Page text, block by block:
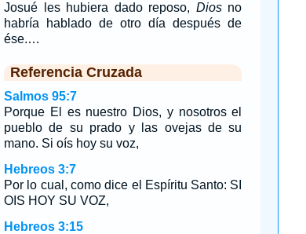
Josué les hubiera dado reposo, Diosno
habría hablado de otro día después de
ése.…
Referencia Cruzada
Salmos 95:7
Porque El es nuestro Dios, y nosotros el
pueblo de su prado y las ovejas de su
mano. Si oís hoy su voz,
Hebreos 3:7
Por lo cual, como dice el Espíritu Santo: SI
OIS HOY SU VOZ,
Hebreos 3:15